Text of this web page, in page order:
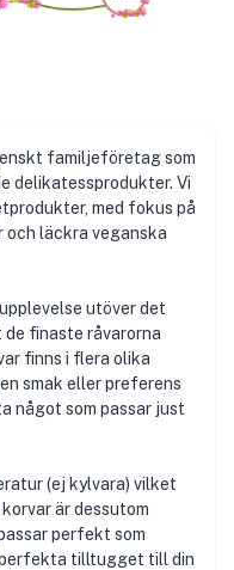
familjeföretag som
delikatessprodukter. Vi
med fokus på
och läckra veganska
utöver det
finaste råvarorna
finns i flera olika
smak eller preferens
något som passar just
(ej kylvara) vilket
är dessutom
perfekt som
tilltugget till din